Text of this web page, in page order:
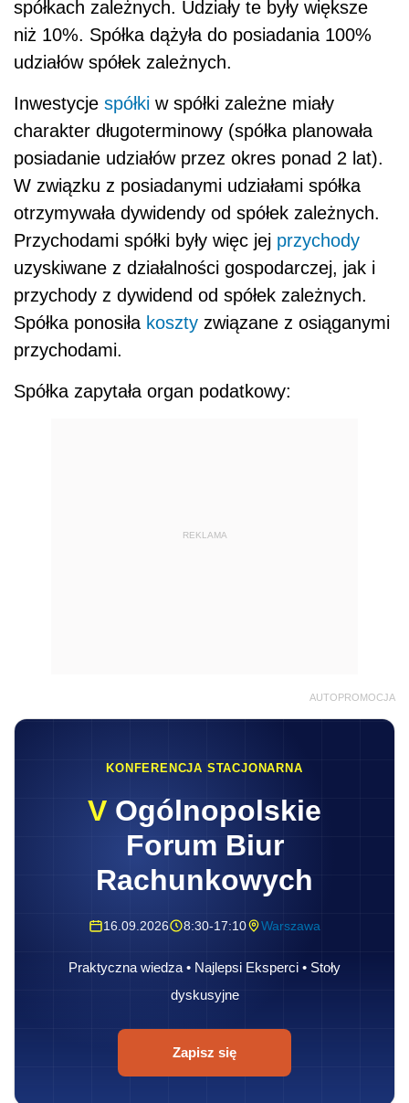
spółkach zależnych. Udziały te były większe
niż 10%. Spółka dążyła do posiadania 100%
udziałów spółek zależnych.
Inwestycje spółki w spółki zależne miały
charakter długoterminowy (spółka planowała
posiadanie udziałów przez okres ponad 2 lat).
W związku z posiadanymi udziałami spółka
otrzymywała dywidendy od spółek zależnych.
Przychodami spółki były więc jej przychody
uzyskiwane z działalności gospodarczej, jak i
przychody z dywidend od spółek zależnych.
Spółka ponosiła koszty związane z osiąganymi
przychodami.
Spółka zapytała organ podatkowy:
REKLAMA
AUTOPROMOCJA
KONFERENCJA STACJONARNA
V Ogólnopolskie
Forum Biur
Rachunkowych
16.09.2026 8:30-17:10 Warszawa
Praktyczna wiedza • Najlepsi Eksperci • Stoły
dyskusyjne
Zapisz się